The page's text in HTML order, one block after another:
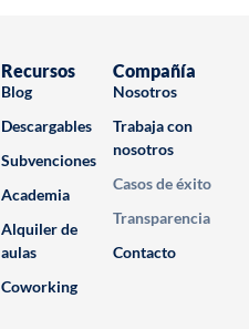
Recursos
Blog
Descargables
Subvenciones
Academia
Alquiler de
aulas
Coworking
Compañía
Nosotros
Trabaja con
nosotros
Casos de éxito
Transparencia
Contacto